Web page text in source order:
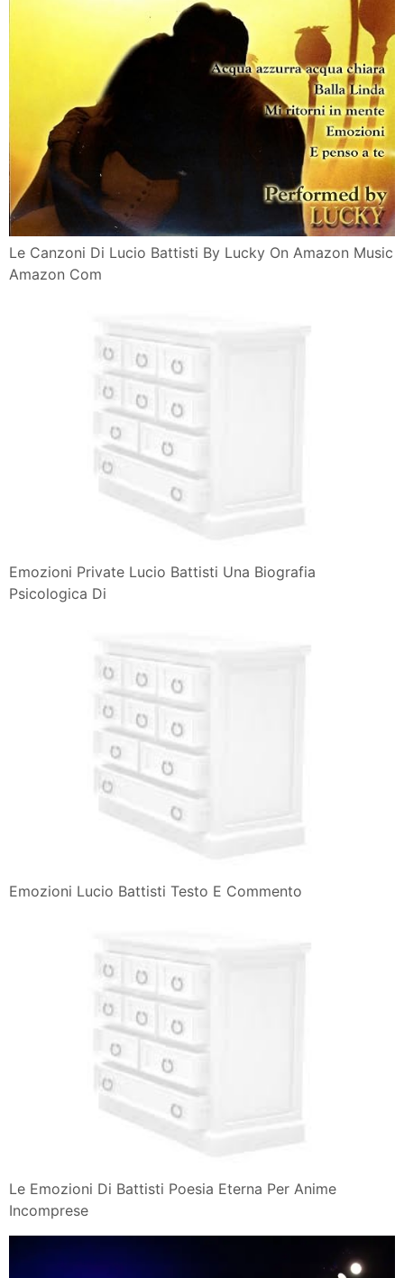
Le Canzoni Di Lucio Battisti By Lucky On Amazon Music
Amazon Com
Emozioni Private Lucio Battisti Una Biografia
Psicologica Di
Emozioni Lucio Battisti Testo E Commento
Le Emozioni Di Battisti Poesia Eterna Per Anime
Incomprese